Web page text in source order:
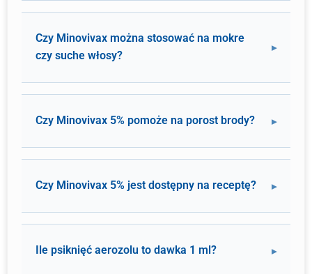
Czy Minovivax można stosować na mokre
czy suche włosy?
Czy Minovivax 5% pomoże na porost brody?
Czy Minovivax 5% jest dostępny na receptę?
Ile psiknięć aerozolu to dawka 1 ml?